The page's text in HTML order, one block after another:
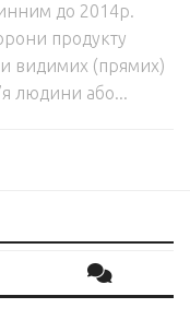
до 2014р.
продукту
видимих ​​(прямих)
людини або...